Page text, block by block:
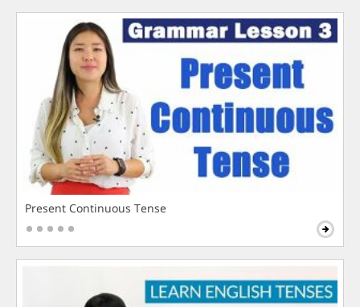
Present Continuous Tense